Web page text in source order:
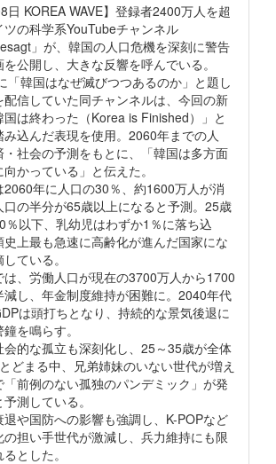
日 KOREA WAVE】登録者2400万人を超
ツの科学系YouTubeチャンネル
」が、韓国の人口危機を深刻に警告
公開し、大きな反響を呼んでいる。
「韓国はなぜ滅びつつあるのか」と題し
配信していた同チャンネルは、今回の新
国は終わった（Korea is Finished）」と
み込んだ表現を使用。2060年までの人
・社会の予測をもとに、「韓国は多方面
かっている」と伝えた。
2060年に人口の30％、約1600万人が消
口の半分が65歳以上になると予測。25歳
％以下、乳幼児はわずか1％に落ち込
史上最も急速に高齢化が進んだ国家にな
ている。
は、労働人口が現在の3700万人から1700
減し、年金制度維持が困難に。2040年代
は頭打ちとなり、持続的な景気後退に
を鳴らす。
会的な孤立も深刻化し、25～35歳が全体
どまる中、兄弟姉妹のいない世代が増え
「前例のない孤独のパンデミック」が発
測している。
退や国防への影響も強調し、K-POPなど
の担い手世代が激減し、兵力維持にも限
とした。